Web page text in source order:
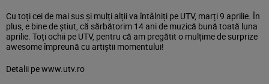
Cu toți cei de mai sus și mulți alții va întâlniți pe UTV, marți 9 aprilie. În
plus, e bine de știut, că sărbătorim 14 ani de muzică bună toată luna
aprilie. Toți ochii pe UTV, pentru că am pregătit o mulțime de surprize
awesome împreună cu artiștii momentului!
Detalii pe www.utv.ro